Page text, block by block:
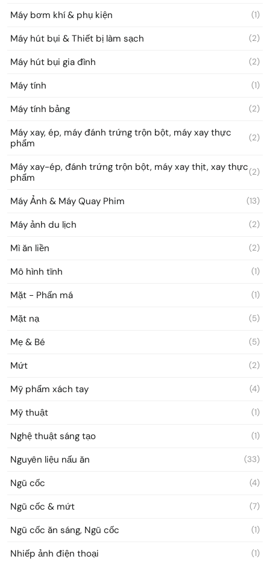
Máy bơm khí & phụ kiện (1)
Máy hút bụi & Thiết bị làm sạch (2)
Máy hút bụi gia đình (2)
Máy tính (1)
Máy tính bảng (2)
Máy xay, ép, máy đánh trứng trộn bột, máy xay thực
phẩm
(2)
Máy xay-ép, đánh trứng trộn bột, máy xay thịt, xay thực
phẩm
(2)
Máy Ảnh & Máy Quay Phim (13)
Máy ảnh du lịch (2)
Mì ăn liền (2)
Mô hình tĩnh (1)
Mặt - Phấn má (1)
Mặt nạ (5)
Mẹ & Bé (5)
Mứt (2)
Mỹ phẩm xách tay (4)
Mỹ thuật (1)
Nghệ thuật sáng tạo (1)
Nguyên liệu nấu ăn (33)
Ngũ cốc (4)
Ngũ cốc & mứt (7)
Ngũ cốc ăn sáng, Ngũ cốc (1)
Nhiếp ảnh điện thoại (1)